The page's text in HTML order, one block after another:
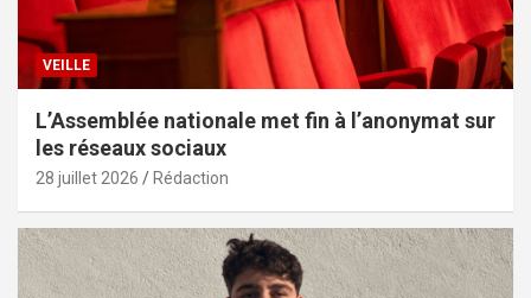
VEILLE
L’Assemblée nationale met fin à l’anonymat sur
les réseaux sociaux
28 juillet 2026 Rédaction